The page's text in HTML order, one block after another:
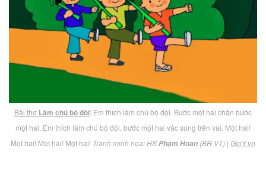
Bài thơ Làm chú bộ đội: Em thích làm chú bộ đội. Bước một hai chân bước
một hai. Em thích làm chú bộ đội, bước một hai vác súng trên vai. Một hai!
Một hai! Một hai! Một hai! Tranh minh họa: HSPhạm Hoan (BR-VT) | GoiY.vn